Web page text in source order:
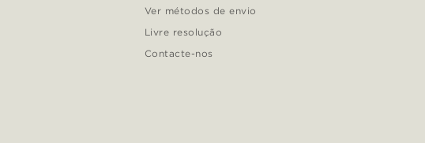
Ver métodos de envio
Livre resolução
Contacte-nos